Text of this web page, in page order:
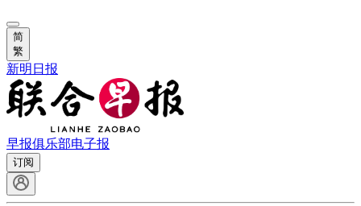
简
繁
新明日报
早报俱乐部电子报
订阅